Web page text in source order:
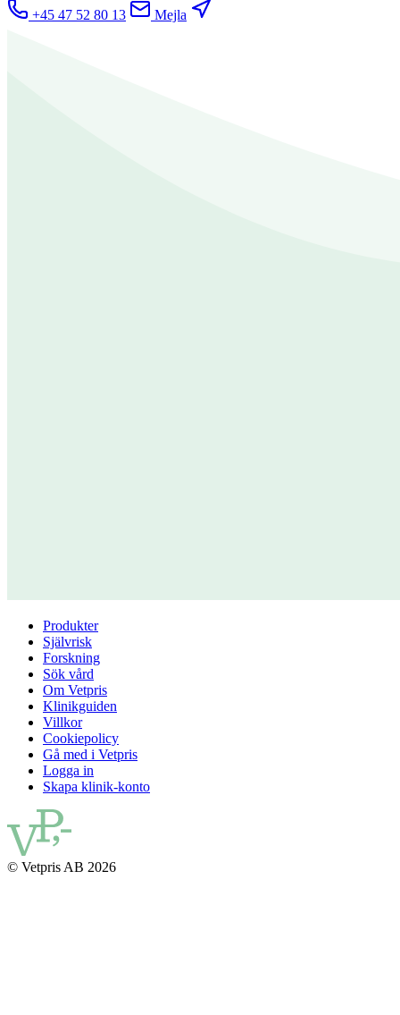
+45 47 52 80 13
Mejla
Produkter
Självrisk
Forskning
Sök vård
Om Vetpris
Klinikguiden
Villkor
Cookiepolicy
Gå med i Vetpris
Logga in
Skapa klinik-konto
© Vetpris AB 2026